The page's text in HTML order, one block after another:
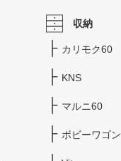
収納
カリモク60
KNS
マルニ60
ボビーワゴン